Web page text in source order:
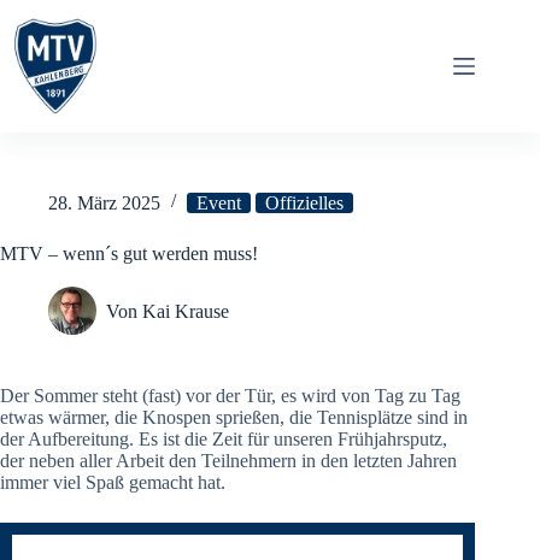
Inhalt
springen
28. März 2025 Event Offizielles
MTV – wenn´s gut werden muss!
Von Kai Krause
Der Sommer steht (fast) vor der Tür, es wird von Tag zu Tag
etwas wärmer, die Knospen sprießen, die Tennisplätze sind in
der Aufbereitung. Es ist die Zeit für unseren Frühjahrsputz,
der neben aller Arbeit den Teilnehmern in den letzten Jahren
immer viel Spaß gemacht hat.